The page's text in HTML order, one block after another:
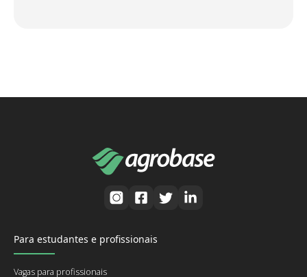
Para estudantes e profissionais
Vagas para profissionais